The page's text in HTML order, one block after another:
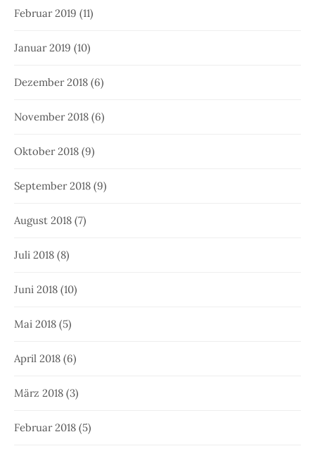
Februar 2019 (11)
Januar 2019 (10)
Dezember 2018 (6)
November 2018 (6)
Oktober 2018 (9)
September 2018 (9)
August 2018 (7)
Juli 2018 (8)
Juni 2018 (10)
Mai 2018 (5)
April 2018 (6)
März 2018 (3)
Februar 2018 (5)